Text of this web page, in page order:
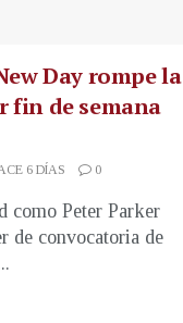
Day rompe la
fin de semana
6 DÍAS 0
como Peter Parker
de convocatoria de